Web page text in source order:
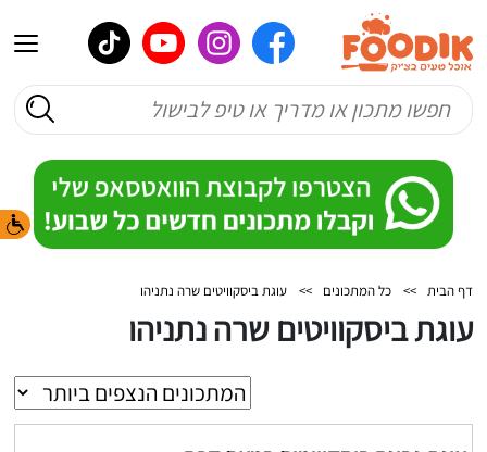
דף הבית >> כל המתכונים >> עוגת ביסקוויטים שרה נתניהו
עוגת ביסקוויטים שרה נתניהו